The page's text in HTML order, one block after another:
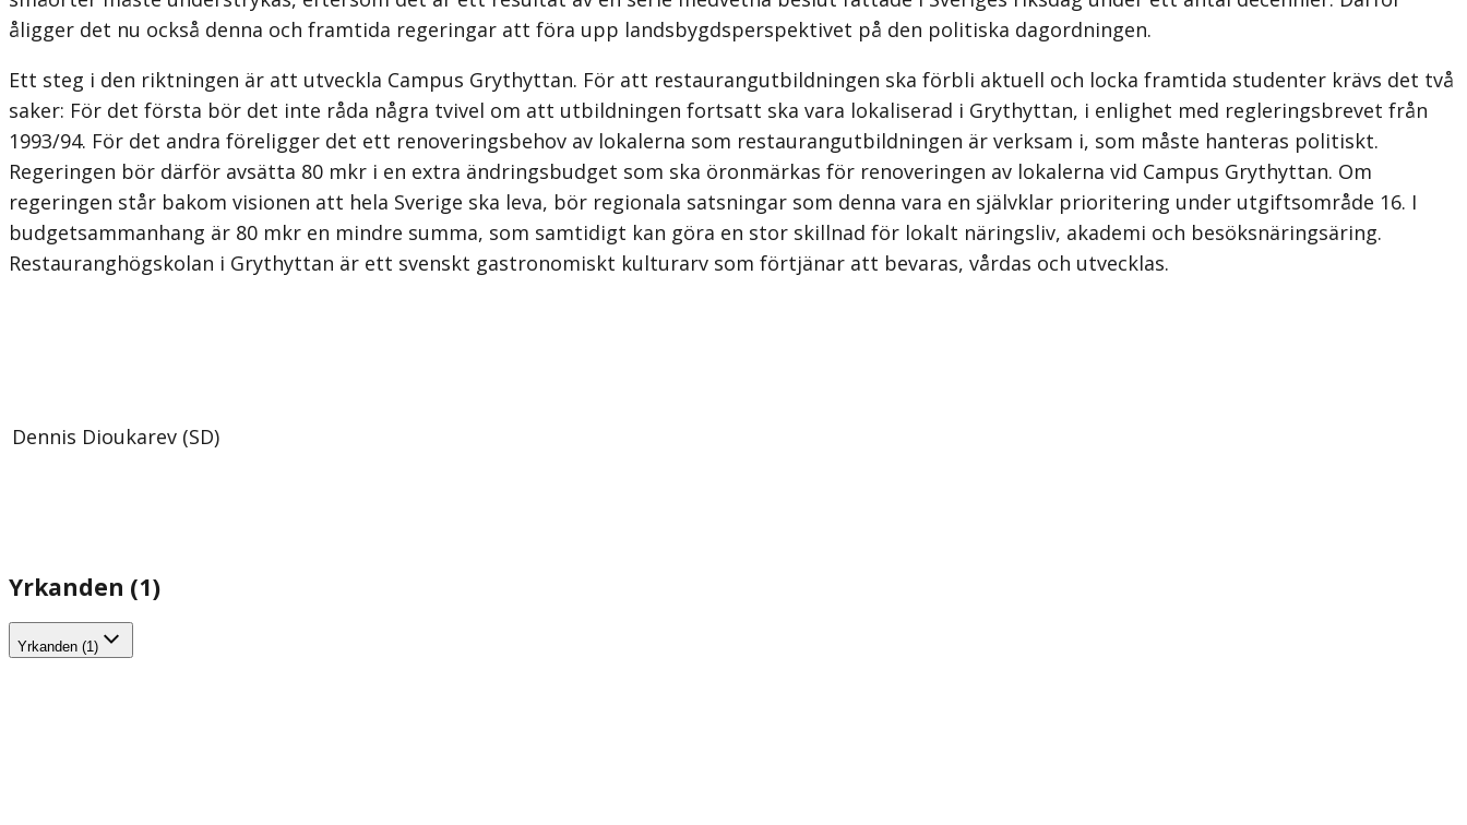
åligger det nu också denna och framtida regeringar att föra upp landsbygdsperspektivet på den politiska dagordningen.
Ett steg i den riktningen är att utveckla Campus Grythyttan. För att restaurang­utbildningen ska förbli aktuell och locka framtida studenter krävs det två
saker: För det första bör det inte råda några tvivel om att utbildningen fortsatt ska vara lokaliserad i Grythyttan, i enlighet med regleringsbrevet från
1993/94. För det andra föreligger det ett renoveringsbehov av lokalerna som restaurangutbildningen är verksam i, som måste hanteras politiskt.
Regeringen bör därför avsätta 80 mkr i en extra ändringsbudget som ska öronmärkas för renoveringen av lokalerna vid Campus Grythyttan. Om
regeringen står bakom visionen att hela Sverige ska leva, bör regionala satsningar som denna vara en självklar prioritering under utgiftsområde 16. I
budgetsammanhang är 80 mkr en mindre summa, som samtidigt kan göra en stor skillnad för lokalt näringsliv, akademi och besöksnäringsäring.
Restauranghögskolan i Grythyttan är ett svenskt gastronomiskt kulturarv som förtjänar att bevaras, vårdas och utvecklas.
Dennis Dioukarev (SD)
Yrkanden (1)
Yrkanden (1)